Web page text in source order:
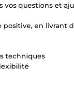
questions et
en livrant
techniques